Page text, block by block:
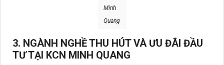
Minh
Quang
3. NGÀNH NGHỀ THU HÚT VÀ ƯU ĐÃI ĐẦU
TƯ TẠI KCN MINH QUANG